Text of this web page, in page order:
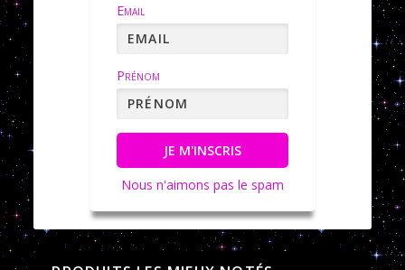
Email
Prénom
JE M'INSCRIS
Nous n'aimons pas le spam